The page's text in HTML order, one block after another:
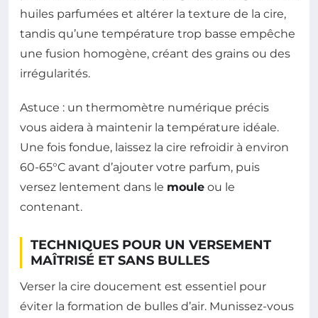
huiles parfumées et altérer la texture de la cire,
tandis qu’une température trop basse empêche
une fusion homogène, créant des grains ou des
irrégularités.
Astuce : un thermomètre numérique précis
vous aidera à maintenir la température idéale.
Une fois fondue, laissez la cire refroidir à environ
60-65°C avant d’ajouter votre parfum, puis
versez lentement dans le moule ou le
contenant.
TECHNIQUES POUR UN VERSEMENT
MAÎTRISÉ ET SANS BULLES
Verser la cire doucement est essentiel pour
éviter la formation de bulles d’air. Munissez-vous